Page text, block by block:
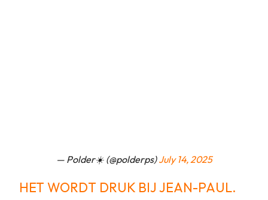
— Polder☀️ (@polderps)July 14, 2025
HET WORDT DRUK BIJ JEAN-PAUL.